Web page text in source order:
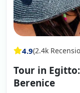
4.9(2.4k
Tour in
Berenice